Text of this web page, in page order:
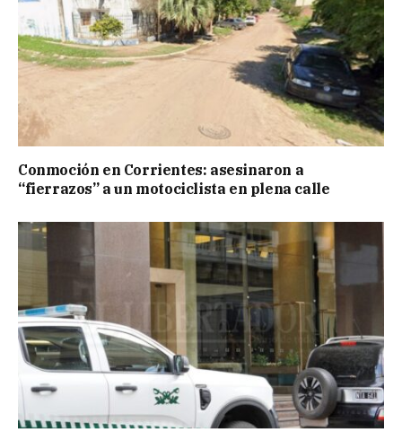
Conmoción en Corrientes: asesinaron a
“fierrazos” a un motociclista en plena calle